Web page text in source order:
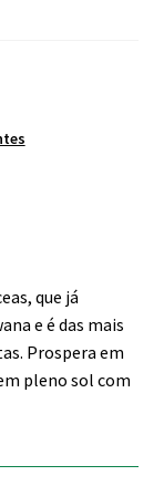
que já
e é das mais
Prospera em
pleno sol com